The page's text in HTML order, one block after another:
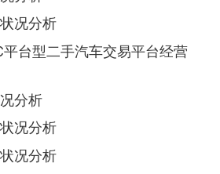
况分析
台型二手汽车交易平台经营
分析
况分析
况分析